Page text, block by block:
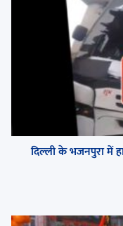
दिल्ली के भजनपुरा में